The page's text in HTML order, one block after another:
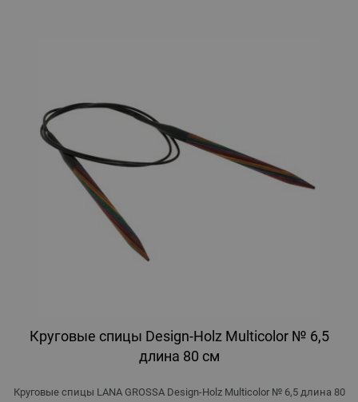
Круговые спицы Design-Holz Multicolor № 6,5
длина 80 см
Круговые спицы LANA GROSSA Design-Holz Multicolor № 6,5 длина 80